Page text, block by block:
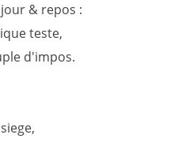
& repos :
teste,
d'impos.